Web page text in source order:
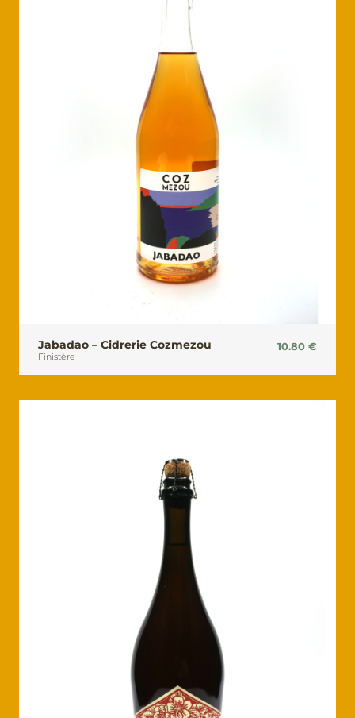
Jabadao – Cidrerie Cozmezou
Finistère
10.80 €